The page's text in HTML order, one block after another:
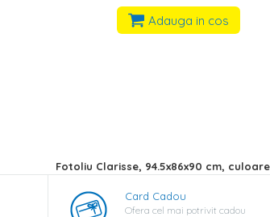
Adauga in cos
Fotoliu Clarisse, 94.5x86x90 cm,
Card Cadou
Ofera cel mai potrivit cadou